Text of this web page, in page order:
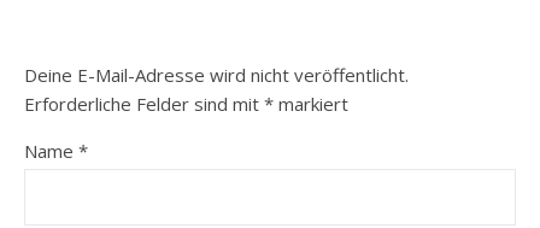
Deine E-Mail-Adresse wird nicht veröffentlicht.
Erforderliche Felder sind mit * markiert
Name *